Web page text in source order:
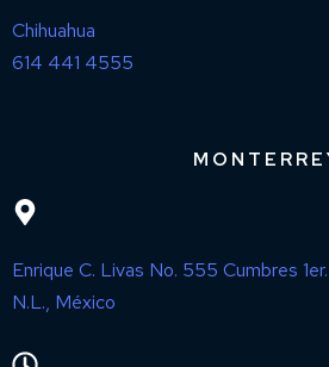
Chihuahua
614 441 4555
Enrique C. Livas No. 555 Cumbres
N.L., México